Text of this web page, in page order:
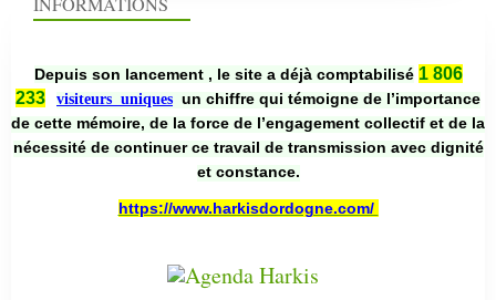
Depuis son lancement , le site a déjà comptabilisé 1 806
233
visiteurs uniques un chiffre qui témoigne de l’importance
de cette mémoire, de la force de l’engagement collectif et de la
nécessité de continuer ce travail de transmission avec dignité
et constance.
https://www.harkisdordogne.com/